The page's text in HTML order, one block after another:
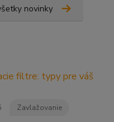
novinky
Zavlažovanie